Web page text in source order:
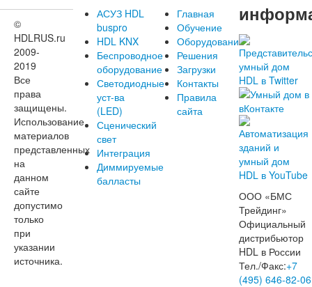
©
HDLRUS.ru
2009-
2019
Все
права
защищены.
Использование
материалов
представленных
на
данном
сайте
допустимо
только
при
указании
источника.
АСУЗ HDL
buspro
HDL KNX
Беспроводное
оборудование
Светодиодные
уст-ва
(LED)
Сценический
свет
Интеграция
Диммируемые
балласты
Главная
Обучение
Оборудование
Решения
Загрузки
Контакты
Правила
сайта
ООО «БМС
Трейдинг»
Официальный
дистрибьютор
HDL в России
Тел./Факс:+7
(495) 646-82-06